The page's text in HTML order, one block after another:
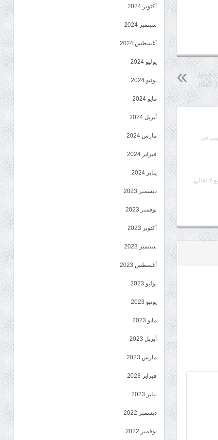
حول
الفعّال
في
لانتقالي
أكتوبر 2024
سبتمبر 2024
أغسطس 2024
يوليو 2024
يونيو 2024
مايو 2024
أبريل 2024
مارس 2024
فبراير 2024
يناير 2024
ديسمبر 2023
نوفمبر 2023
أكتوبر 2023
سبتمبر 2023
أغسطس 2023
يوليو 2023
يونيو 2023
مايو 2023
أبريل 2023
مارس 2023
فبراير 2023
يناير 2023
ديسمبر 2022
نوفمبر 2022